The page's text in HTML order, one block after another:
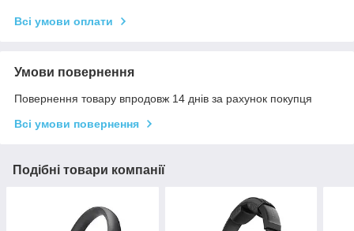
Всі умови оплати
Умови повернення
Повернення товару впродовж 14 днів за рахунок покупця
Всі умови повернення
Подібні товари компанії